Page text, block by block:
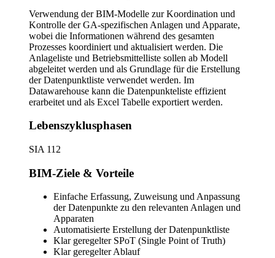
Verwendung der BIM-Modelle zur Koordination und
Kontrolle der GA-spezifischen Anlagen und Apparate,
wobei die Informationen während des gesamten
Prozesses koordiniert und aktualisiert werden. Die
Anlageliste und Betriebsmittelliste sollen ab Modell
abgeleitet werden und als Grundlage für die Erstellung
der Datenpunktliste verwendet werden. Im
Datawarehouse kann die Datenpunkteliste effizient
erarbeitet und als Excel Tabelle exportiert werden.
Lebenszyklusphasen
SIA 112
BIM-Ziele & Vorteile
Einfache Erfassung, Zuweisung und Anpassung
der Datenpunkte zu den relevanten Anlagen und
Apparaten
Automatisierte Erstellung der Datenpunktliste
Klar geregelter SPoT (Single Point of Truth)
Klar geregelter Ablauf